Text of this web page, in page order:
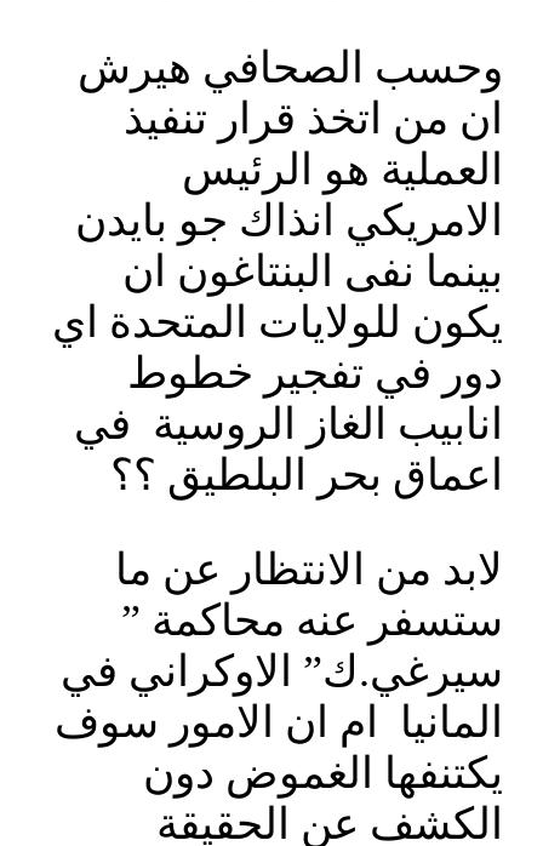
وحسب الصحافي هيرش
ان من اتخذ قرار تنفيذ
العملية هو الرئيس
الامريكي انذاك جو بايدن
بينما نفى البنتاغون ان
يكون للولايات المتحدة اي
دور في تفجير خطوط
انابيب الغاز الروسية في
اعماق بحر البلطيق ؟؟
لابد من الانتظار عن ما
ستسفر عنه محاكمة ”
سيرغي.ك” الاوكراني في
المانيا ام ان الامور سوف
يكتنفها الغموض دون
الكشف عن الحقيقة